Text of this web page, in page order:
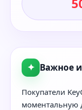
✦ Важное
Покупатели
моментальную